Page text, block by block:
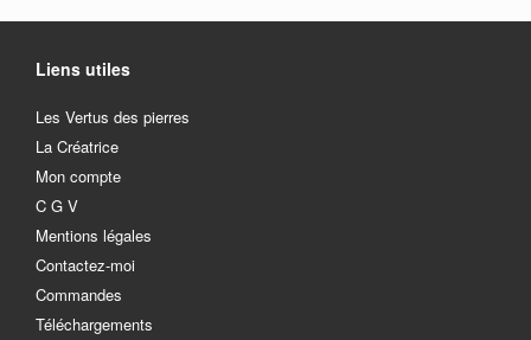
Liens utiles
Les Vertus des pierres
La Créatrice
Mon compte
C G V
Mentions légales
Contactez-moi
Commandes
Téléchargements